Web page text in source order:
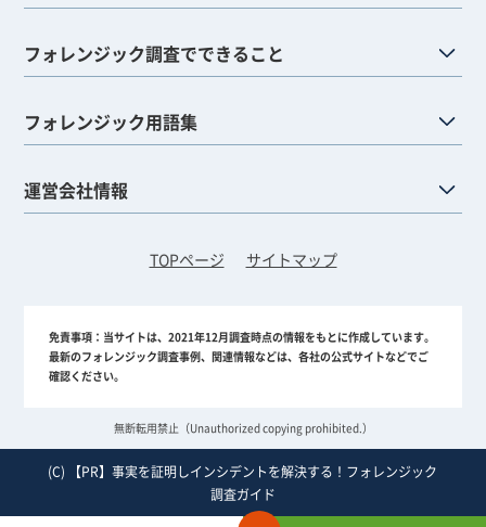
フォレンジック調査でできること
フォレンジック用語集
運営会社情報
TOPページ サイトマップ
免責事項： 当サイトは、2021年12月調査時点の情報をもとに作成しています。
最新のフォレンジック調査事例、関連情報などは、各社の公式サイトなどでご
確認ください。
無断転用禁止（Unauthorized copying prohibited.）
(C)
事実を証明しインシデントを解決する！フォレンジック
調査ガイド